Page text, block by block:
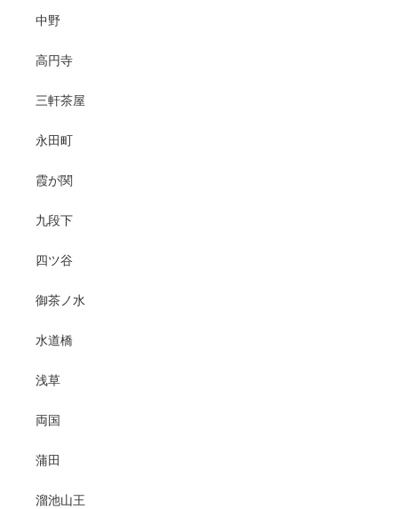
中野
高円寺
三軒茶屋
永田町
霞が関
九段下
四ツ谷
御茶ノ水
水道橋
浅草
両国
蒲田
溜池山王